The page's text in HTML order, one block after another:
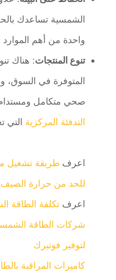
الشمسية تساعدك
واحدة من أهم الموارد
تنوع المنتجات: هناك
المتوفرة في السوق،
صحي متكامل ومستدام
التدفئة المركزية التي
اعرفطريقة تشغيل
للحد من حرارة الصيف
اعرف تكلفة الطاقة
شركات الطاقة
لتوفير فوتيرك